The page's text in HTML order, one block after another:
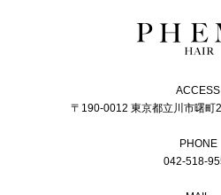
ACCESS
〒190-0012 東京都立川市曙町
PHONE
042-518-